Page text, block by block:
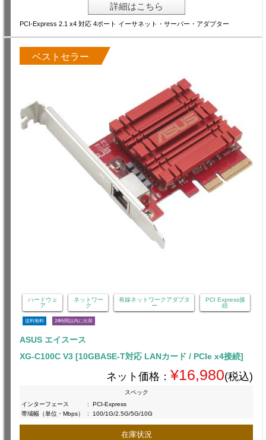
詳細はこちら
PCI-Express 2.1 x4 対応 4ポート イーサネット・サーバー・アダプター
ベストセラー
ハードウェ
ア
ネットワー
ク
有線ネットワークアダプタ
ー
PCI Express接
続
送料無料 24時間以内に出荷
ASUS エイスース
XG-C100C V3 [10GBASE-T対応 LANカード / PCIe x4接続]
ネット価格： ¥16,980(税込)
スペック
インターフェース
:
PCI-Express
帯域幅（単位・Mbps）
: 100/1G/2.5G/5G/10G
在庫状況